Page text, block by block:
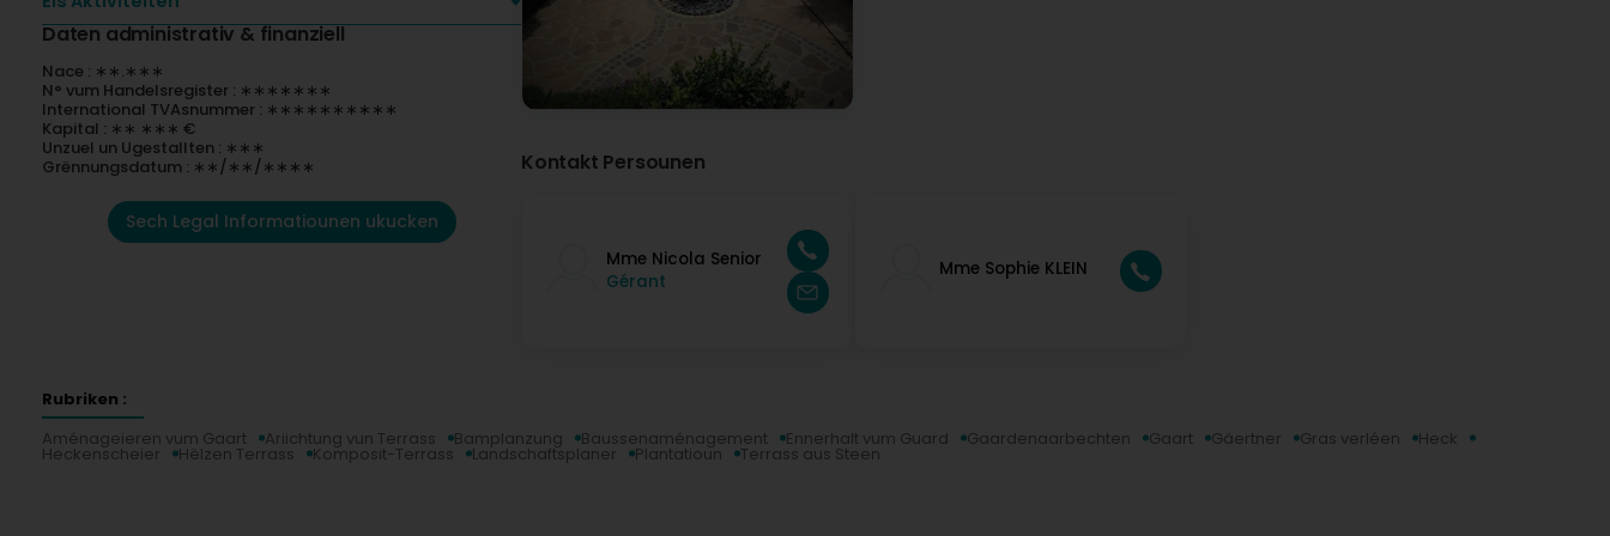
Daten administrativ & finanziell
Nace : ∗∗.∗∗∗
N° vum Handelsregister : ∗∗∗∗∗∗∗
International TVAsnummer : ∗∗∗∗∗∗∗∗∗∗
Kapital : ∗∗ ∗∗∗ €
Unzuel un Ugestallten : ∗∗∗
Grënnungsdatum : ∗∗/∗∗/∗∗∗∗
Sech Legal Informatiounen ukucken
Kontakt Persounen
Mme Nicola Senior
Gérant
Mme Sophie KLEIN
Rubriken :
Aménageieren vum Gaart
Ariichtung vun Terrass Bamplanzung Baussenaménagement Ennerhalt vum Guard Gaardenaarbechten Gaart Gäertner Gras verléen Heck
Heckenscheier Hëlzen Terrass Komposit-Terrass Landschaftsplaner Plantatioun Terrass aus Steen